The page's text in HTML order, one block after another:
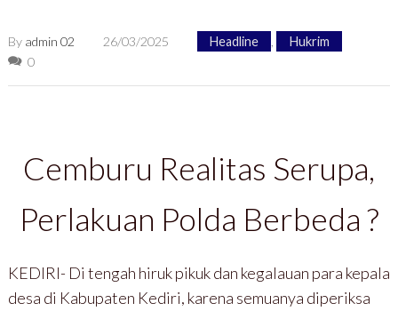
By admin 02 26/03/2025 Headline
Hukrim
0
Cemburu Realitas Serupa,
Perlakuan Polda Berbeda ?
KEDIRI- Di tengah hiruk pikuk dan kegalauan para kepala
desa di Kabupaten Kediri, karena semuanya diperiksa